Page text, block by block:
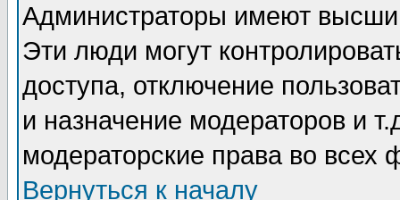
Администраторы имеют
Эти люди могут
доступа, отключение
и назначение модераторов и
модераторские права во всех
Вернуться к началу